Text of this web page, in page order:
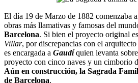
El día 19 de Marzo de 1882 comenzaba
obras más llamativas y famosas del
Barcelona. Si bien el proyecto original
Villar, por discrepancias con el
es encargada a Gaudíquien levanta
proyecto con cinco naves y un cimborio
Aún en construcción, la Sagrada
de Barcelona.